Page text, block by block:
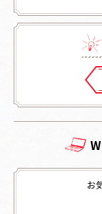
お